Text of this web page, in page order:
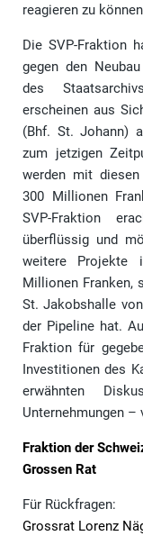
reagieren zu
Die SVP-Fraktion
gegen den
des
erscheinen aus
(Bhf. St. Johann)
zum jetzigen
werden mit
300 Millionen
SVP-Fraktion
überflüssig und
weitere Projekte
Millionen Franken,
St. Jakobshalle
der Pipeline hat.
Fraktion für
Investitionen des
erwähnten
Unternehmungen –
Fraktion der
Grossen Rat
Für Rückfragen:
Grossrat Lorenz